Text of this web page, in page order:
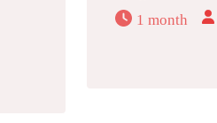
1 month